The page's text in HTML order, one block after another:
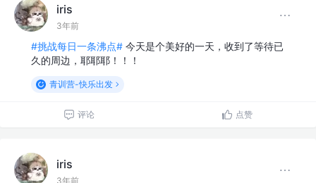
iris
3年前
#挑战每日一条沸点# 今天是个美好的一天，收到了等待已
久的周边，耶耶耶！！！
青训营-快乐出发
评论 点赞
iris
3年前